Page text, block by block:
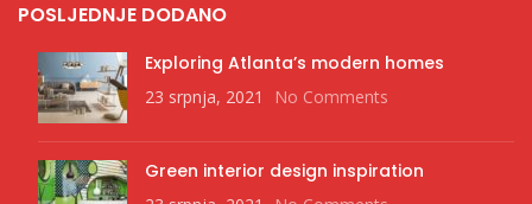
POSLJEDNJE DODANO
Exploring Atlanta’s modern homes
23 srpnja, 2021 No Comments
Green interior design inspiration